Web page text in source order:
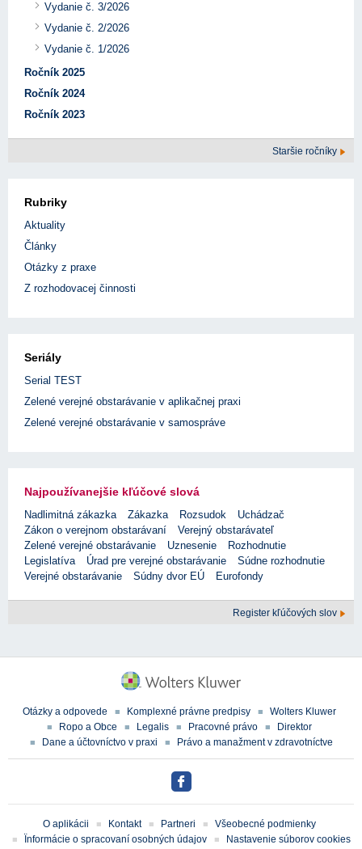
Vydanie č. 3/2026
Vydanie č. 2/2026
Vydanie č. 1/2026
Ročník 2025
Ročník 2024
Ročník 2023
Staršie ročníky
Rubriky
Aktuality
Články
Otázky z praxe
Z rozhodovacej činnosti
Seriály
Serial TEST
Zelené verejné obstarávanie v aplikačnej praxi
Zelené verejné obstarávanie v samospráve
Najpoužívanejšie kľúčové slová
Nadlimitná zákazka Zákazka Rozsudok
Uchádzač
Zákon o verejnom obstarávaní
Verejný obstarávateľ
Zelené verejné obstarávanie
Uznesenie
Rozhodnutie
Legislatíva
Úrad pre verejné obstarávanie
Súdne rozhodnutie
Verejné obstarávanie
Súdny dvor EÚ Eurofondy
Register kľúčových slov
Otázky a odpovede Komplexné právne predpisy
Wolters Kluwer
Ropo a Obce
Legalis Pracovné právo
Direktor
Dane a účtovníctvo v praxi
Právo a manažment v zdravotníctve
O aplikácii Kontakt Partneri
Všeobecné podmienky
Ïnformácie o spracovaní osobných údajov
Nastavenie súborov cookies